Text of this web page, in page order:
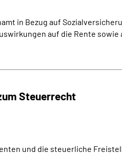
in Bezug auf
auf die Rente sowie
Steuerrecht
und die steuerliche